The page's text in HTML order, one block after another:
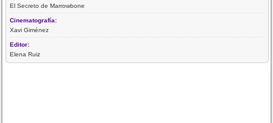
El Secreto de Marrowbone
Cinematografía:
Xavi Giménez
Editor:
Elena Ruiz